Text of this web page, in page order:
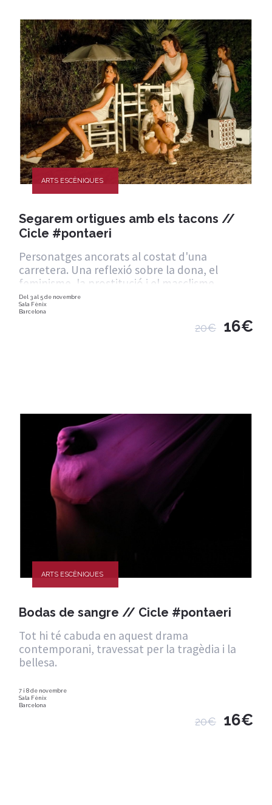
ARTS ESCÈNIQUES
Segarem ortigues amb els tacons //
Cicle #pontaeri
Personatges ancorats al costat d'una
carretera. Una reflexió sobre la dona, el
feminisme, la prostitució i el masclisme.
Del 3 al 5 de novembre
Sala Fènix
Barcelona
20€ 16€
ARTS ESCÈNIQUES
Bodas de sangre // Cicle #pontaeri
Tot hi té cabuda en aquest drama
contemporani, travessat per la tragèdia i la
bellesa.
7 i 8 de novembre
Sala Fènix
Barcelona
20€ 16€